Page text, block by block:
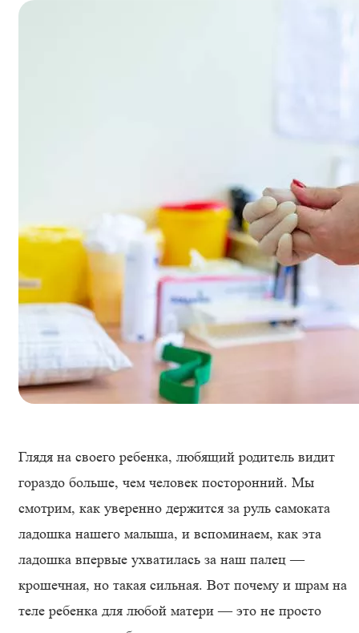
Глядя на своего ребенка, любящий родитель видит
гораздо больше, чем человек посторонний. Мы
смотрим, как уверенно держится за руль самоката
ладошка нашего малыша, и вспоминаем, как эта
ладошка впервые ухватилась за наш палец —
крошечная, но такая сильная. Вот почему и шрам на
теле ребенка для любой матери — это не просто